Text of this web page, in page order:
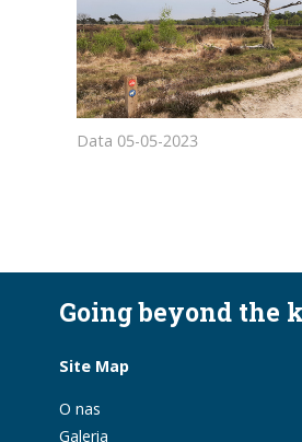
Data 05-05-2023
Going beyond the
Site Map
O nas
Galeria